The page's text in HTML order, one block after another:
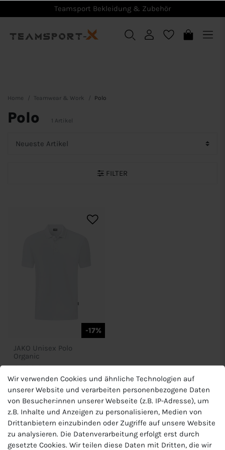
Teamsport Bekleidung & Zubehör
Home Teamwear & Work Polo
Polo 1 Artikel
FILTER
-17%
JAKO Unisex Polo
Organic
UVP 29,99 €
24,90 €
Wir verwenden Cookies und ähnliche Technologien auf
unserer Website und verarbeiten personenbezogene Daten
von Besucher:innen unserer Webseite (z.B. IP-Adresse), um
z.B. Inhalte und Anzeigen zu personalisieren, Medien von
Drittanbietern einzubinden oder Zugriffe auf unsere Website
zu analysieren. Die Datenverarbeitung erfolgt erst durch
gesetzte Cookies. Wir teilen diese Daten mit Dritten, die wir